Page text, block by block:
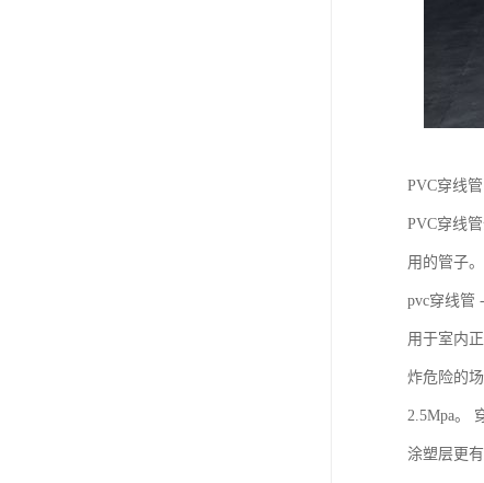
PVC穿线管
PVC穿线
用的管子。
pvc穿线管
用于室内
炸危险的
2.5Mpa。
涂塑层更